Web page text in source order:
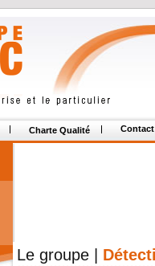
Charte Qualité Contact
Le groupe |